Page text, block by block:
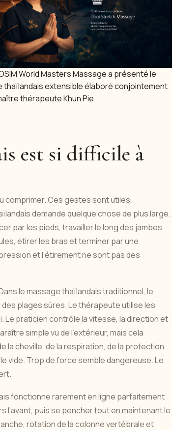
World Masters Massage a présenté le
thaïlandais extensible élaboré conjointement
thérapeute Khun Pie.
est si difficile à
comprimer. Ces gestes sont utiles,
demande quelque chose de plus large.
par les pieds, travailler le long des jambes,
étirer les bras et terminer par une
et l’étirement ne sont pas des
le massage thaïlandais traditionnel, le
plages sûres. Le thérapeute utilise les
Le praticien contrôle la vitesse, la direction et
simple vu de l'extérieur, mais cela
la cheville, de la respiration, de la protection
vide. Trop de force semble dangereuse. Le
fonctionne rarement en ligne parfaitement
l'avant, puis se pencher tout en maintenant le
rotation de la colonne vertébrale et